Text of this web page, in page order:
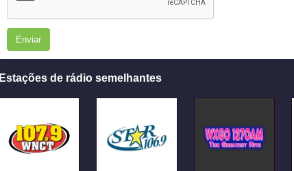
Enviar
Estações de rádio semelhantes